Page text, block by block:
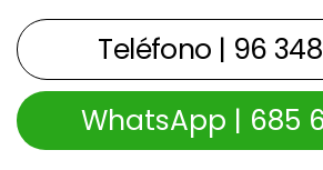
Teléfono | 96
WhatsApp | 685